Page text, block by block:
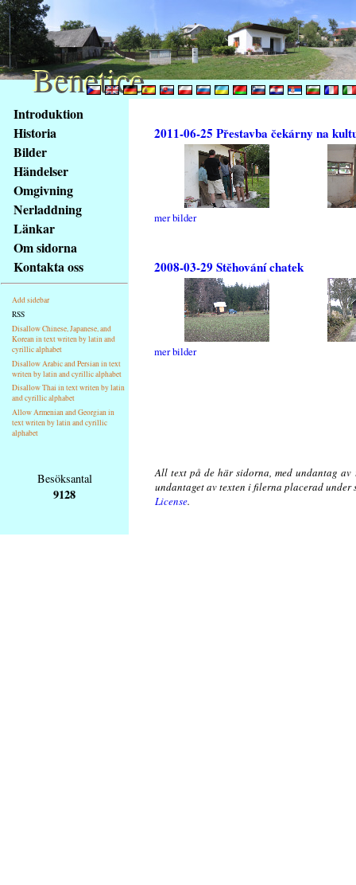
obsah
stránky
Klávesové
zkratky
tomto
webu
základní
Hlavní
strana
Introduktion
Historia
Bilder
Händelser
Omgivning
Nerladdning
Länkar
Om sidorna
Kontakta oss
Add sidebar
RSS
Disallow Chinese, Japanese, and
Korean in text writen by latin and
cyrillic alphabet
Disallow Arabic and Persian in text
writen by latin and cyrillic alphabet
Disallow Thai in text writen by latin
and cyrillic alphabet
Allow Armenian and Georgian in
text writen by latin and cyrillic
alphabet
2011-06-25 Přestavba čekárny na
mer bilder
2008-03-29 Stěhování chatek
mer bilder
Besöksantal
9128
All text på de här sidorna, med undantag av
undantaget av texten i filerna placerad
License.
Benetice
Benetice